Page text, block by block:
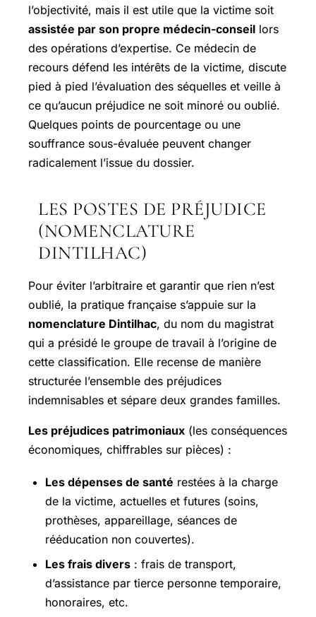
l’objectivité, mais il est utile que la victime soit
assistée par son propre médecin-conseil lors
des opérations d’expertise. Ce médecin de
recours défend les intérêts de la victime, discute
pied à pied l’évaluation des séquelles et veille à
ce qu’aucun préjudice ne soit minoré ou oublié.
Quelques points de pourcentage ou une
souffrance sous-évaluée peuvent changer
radicalement l’issue du dossier.
LES POSTES DE PRÉJUDICE
(NOMENCLATURE
DINTILHAC)
Pour éviter l’arbitraire et garantir que rien n’est
oublié, la pratique française s’appuie sur la
nomenclature Dintilhac, du nom du magistrat
qui a présidé le groupe de travail à l’origine de
cette classification. Elle recense de manière
structurée l’ensemble des préjudices
indemnisables et sépare deux grandes familles.
Les préjudices patrimoniaux (les conséquences
économiques, chiffrables sur pièces) :
Les dépenses de santé restées à la charge
de la victime, actuelles et futures (soins,
prothèses, appareillage, séances de
rééducation non couvertes).
Les frais divers : frais de transport,
d’assistance par tierce personne temporaire,
honoraires, etc.